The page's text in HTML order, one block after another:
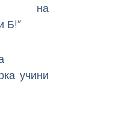
на
Б!”
учини